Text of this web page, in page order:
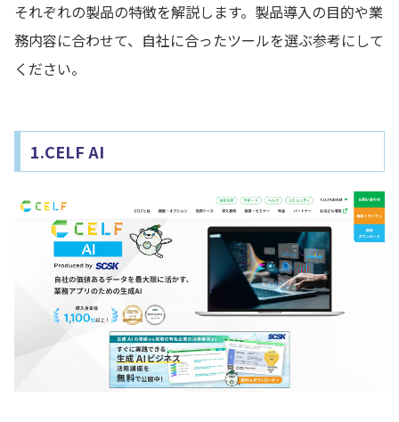
それぞれの製品の特徴を解説します。製品導入の目的や業
務内容に合わせて、自社に合ったツールを選ぶ参考にして
ください。
1.CELF AI